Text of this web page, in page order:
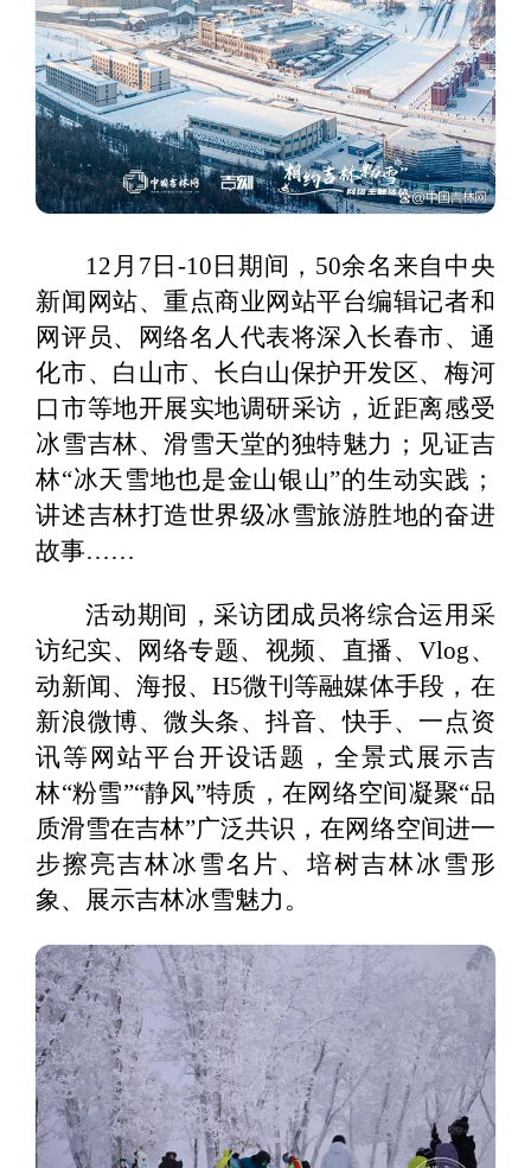
12月7日-10日期间，50余名来自中央
新闻网站、重点商业网站平台编辑记者和
网评员、网络名人代表将深入长春市、通
化市、白山市、长白山保护开发区、梅河
口市等地开展实地调研采访，近距离感受
冰雪吉林、滑雪天堂的独特魅力；见证吉
林“冰天雪地也是金山银山”的生动实践；
讲述吉林打造世界级冰雪旅游胜地的奋进
故事……
活动期间，采访团成员将综合运用采
访纪实、网络专题、视频、直播、Vlog、
动新闻、海报、H5微刊等融媒体手段，在
新浪微博、微头条、抖音、快手、一点资
讯等网站平台开设话题，全景式展示吉
林“粉雪”“静风”特质，在网络空间凝聚“品
质滑雪在吉林”广泛共识，在网络空间进一
步擦亮吉林冰雪名片、培树吉林冰雪形
象、展示吉林冰雪魅力。